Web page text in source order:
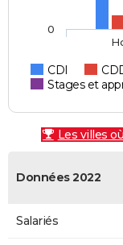
CDI
Stages et
0
Les villes
Données 2022
Salariés